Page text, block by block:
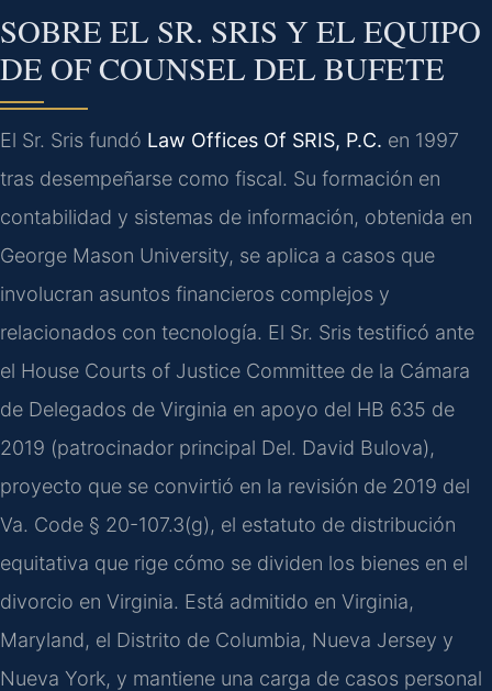
SOBRE EL SR. SRIS Y EL EQUIPO
DE OF COUNSEL DEL BUFETE
El Sr. Sris fundó Law Offices Of SRIS, P.C. en 1997
tras desempeñarse como fiscal. Su formación en
contabilidad y sistemas de información, obtenida en
George Mason University, se aplica a casos que
involucran asuntos financieros complejos y
relacionados con tecnología. El Sr. Sris testificó ante
el House Courts of Justice Committee de la Cámara
de Delegados de Virginia en apoyo del HB 635 de
2019 (patrocinador principal Del. David Bulova),
proyecto que se convirtió en la revisión de 2019 del
Va. Code § 20-107.3(g), el estatuto de distribución
equitativa que rige cómo se dividen los bienes en el
divorcio en Virginia. Está admitido en Virginia,
Maryland, el Distrito de Columbia, Nueva Jersey y
Nueva York, y mantiene una carga de casos personal